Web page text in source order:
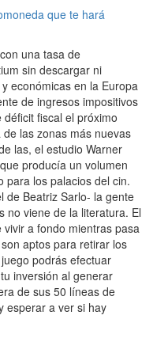
que te hará
una tasa de
sin descargar ni
económicas en la Europa
de ingresos impositivos
fiscal el próximo
las zonas más nuevas
las, el estudio Warner
producía un volumen
para los palacios del cin.
de Beatriz Sarlo- la gente
no viene de la literatura. El
a fondo mientras pasa
aptos para retirar los
podrás efectuar
inversión al generar
de sus 50 líneas de
esperar a ver si hay